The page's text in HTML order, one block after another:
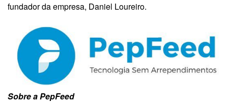
fundador da empresa, Daniel Loureiro.
Sobre a PepFeed